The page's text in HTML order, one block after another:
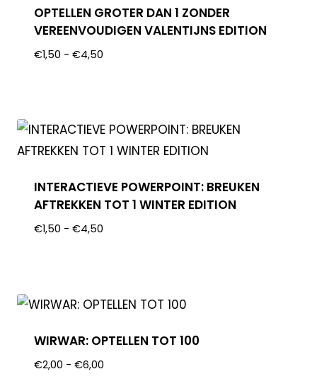
OPTELLEN GROTER DAN 1 ZONDER
VEREENVOUDIGEN VALENTIJNS EDITION
€1,50 - €4,50
INTERACTIEVE POWERPOINT: BREUKEN
AFTREKKEN TOT 1 WINTER EDITION
€1,50 - €4,50
WIRWAR: OPTELLEN TOT 100
€2,00 - €6,00